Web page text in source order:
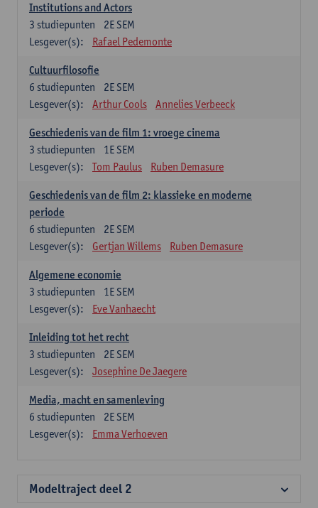
Institutions and Actors
2E SEM
3 studiepunten
Lesgever(s):
Rafael Pedemonte
Cultuurfilosofie
2E SEM
6 studiepunten
Lesgever(s):
Arthur Cools Annelies Verbeeck
Geschiedenis van de film 1: vroege cinema
1E SEM
3 studiepunten
Lesgever(s):
Tom Paulus Ruben Demasure
Geschiedenis van de film 2: klassieke en moderne
periode
2E SEM
6 studiepunten
Lesgever(s):
Gertjan Willems Ruben Demasure
Algemene economie
1E SEM
3 studiepunten
Lesgever(s):
Eve Vanhaecht
Inleiding tot het recht
2E SEM
3 studiepunten
Lesgever(s):
Josephine De Jaegere
Media, macht en samenleving
2E SEM
6 studiepunten
Lesgever(s):
Emma Verhoeven
Modeltraject deel 2